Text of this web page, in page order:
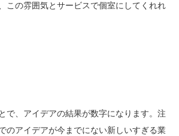
この雰囲気とサービスで個室にしてくれれ
で、アイデアの結果が数字になります。注
のアイデアが今までにない新しいすぎる業